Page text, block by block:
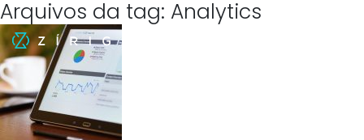
Arquivos da tag: Analytics